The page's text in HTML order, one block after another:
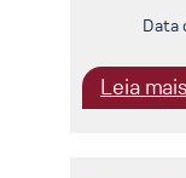
Data
Leia mais